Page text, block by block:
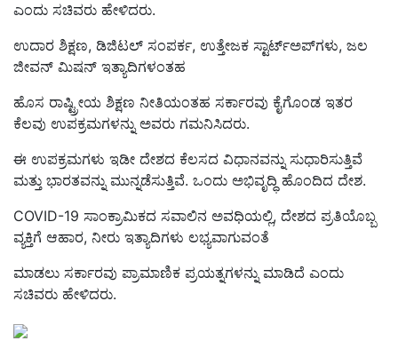
ಎಂದು ಸಚಿವರು ಹೇಳಿದರು.
ಉದಾರ ಶಿಕ್ಷಣ, ಡಿಜಿಟಲ್ ಸಂಪರ್ಕ, ಉತ್ತೇಜಕ ಸ್ಟಾರ್ಟ್‌ಅಪ್‌ಗಳು, ಜಲ
ಜೀವನ್ ಮಿಷನ್ ಇತ್ಯಾದಿಗಳಂತಹ
ಹೊಸ ರಾಷ್ಟ್ರೀಯ ಶಿಕ್ಷಣ ನೀತಿಯಂತಹ ಸರ್ಕಾರವು ಕೈಗೊಂಡ ಇತರ
ಕೆಲವು ಉಪಕ್ರಮಗಳನ್ನು ಅವರು ಗಮನಿಸಿದರು.
ಈ ಉಪಕ್ರಮಗಳು ಇಡೀ ದೇಶದ ಕೆಲಸದ ವಿಧಾನವನ್ನು ಸುಧಾರಿಸುತ್ತಿವೆ
ಮತ್ತು ಭಾರತವನ್ನು ಮುನ್ನಡೆಸುತ್ತಿವೆ. ಒಂದು ಅಭಿವೃದ್ಧಿ ಹೊಂದಿದ ದೇಶ.
COVID-19 ಸಾಂಕ್ರಾಮಿಕದ ಸವಾಲಿನ ಅವಧಿಯಲ್ಲಿ, ದೇಶದ ಪ್ರತಿಯೊಬ್ಬ
ವ್ಯಕ್ತಿಗೆ ಆಹಾರ, ನೀರು ಇತ್ಯಾದಿಗಳು ಲಭ್ಯವಾಗುವಂತೆ
ಮಾಡಲು ಸರ್ಕಾರವು ಪ್ರಾಮಾಣಿಕ ಪ್ರಯತ್ನಗಳನ್ನು ಮಾಡಿದೆ ಎಂದು
ಸಚಿವರು ಹೇಳಿದರು.